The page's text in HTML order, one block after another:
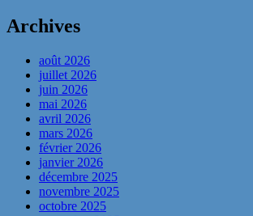
Archives
août 2026
juillet 2026
juin 2026
mai 2026
avril 2026
mars 2026
février 2026
janvier 2026
décembre 2025
novembre 2025
octobre 2025